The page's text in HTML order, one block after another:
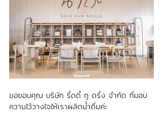
ขอขอบคุณ บริษัท รี้ดดี้ ทู ดริ้ง จำกัด ที่มอบ
ความไว้วางใจให้เราผลิตน้ำดื่มค่ะ